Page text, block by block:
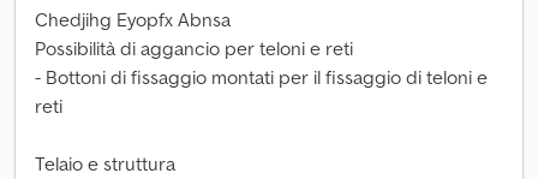
Chedjihg Eyopfx Abnsa
Possibilità di aggancio per teloni e reti
- Bottoni di fissaggio montati per il fissaggio di teloni e
reti
Telaio e struttura